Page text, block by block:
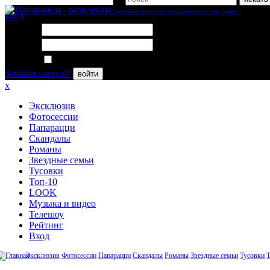
вход
Забыли пароль?
войти
x
Эксклюзив
Фотосессии
Папарацци
Скандалы
Романы
Звездные семьи
Тусовки
Топ-10
LOOK
Музыка и видео
Телешоу
Рейтинг
Вход
Эксклюзив Фотосессии Папарацци Скандалы Романы Звездные семьи Тусовки